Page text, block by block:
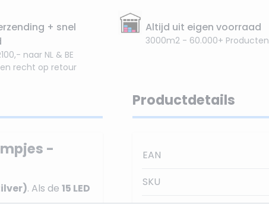
+ snel
naar NL & BE
recht op retour
Altijd uit eigen voorraad
3000m2 - 60.000+ Producten
-
. Als de 15 LED
Productdetails
EAN
SKU